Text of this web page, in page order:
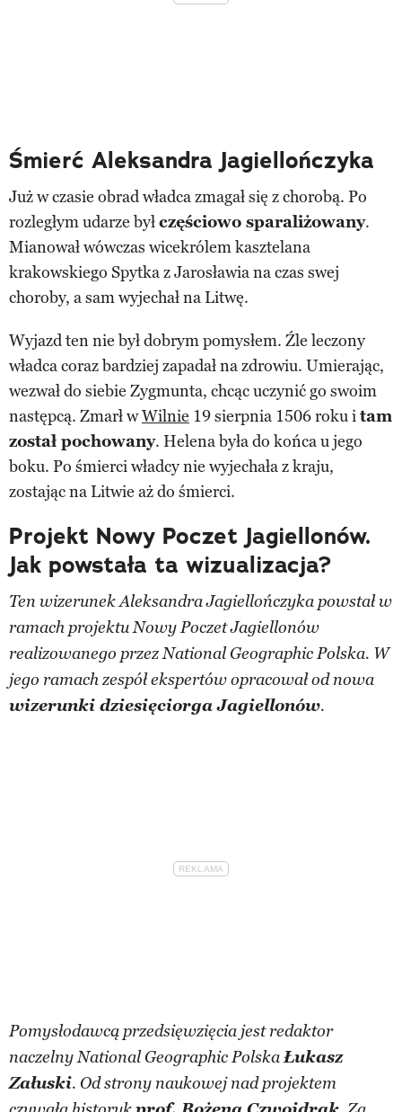
Śmierć Aleksandra Jagiellończyka
Już w czasie obrad władca zmagał się z chorobą. Po
rozległym udarze byłczęściowo sparaliżowany.
Mianował wówczas wicekrólem kasztelana
krakowskiego Spytka z Jarosławia na czas swej
choroby, a sam wyjechał na Litwę.
Wyjazd ten nie był dobrym pomysłem. Źle leczony
władca coraz bardziej zapadał na zdrowiu. Umierając,
wezwał do siebie Zygmunta, chcąc uczynić go swoim
następcą. Zmarł wWilnie 19 sierpnia 1506 roku itam
został pochowany. Helena była do końca u jego
boku. Po śmierci władcy nie wyjechała z kraju,
zostając na Litwie aż do śmierci.
Projekt Nowy Poczet Jagiellonów.
Jak powstała ta wizualizacja?
Ten wizerunek Aleksandra Jagiellończyka powstał w
ramach projektu Nowy Poczet Jagiellonów
realizowanego przez National Geographic Polska. W
jego ramach zespół ekspertów opracował od nowa
wizerunki dziesięciorga Jagiellonów.
Pomysłodawcą przedsięwzięcia jest redaktor
naczelny National Geographic PolskaŁukasz
Załuski. Od strony naukowej nad projektem